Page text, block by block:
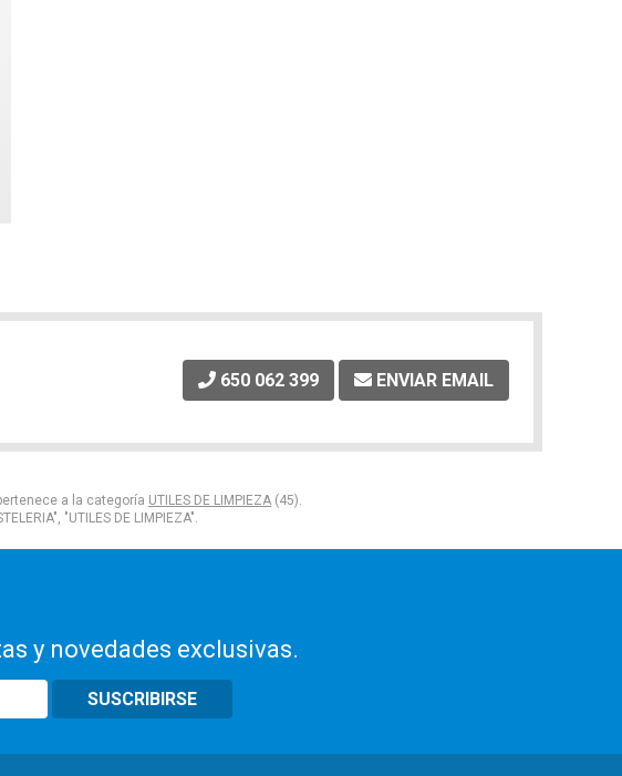
a la categoría UTILES DE LIMPIEZA (45).
"UTILES DE LIMPIEZA".
650 062 399 ENVIAR EMAIL
y novedades exclusivas.
SUSCRIBIRSE